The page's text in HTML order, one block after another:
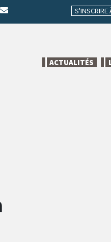
S'INSCRIRE
ACTUALITÉS